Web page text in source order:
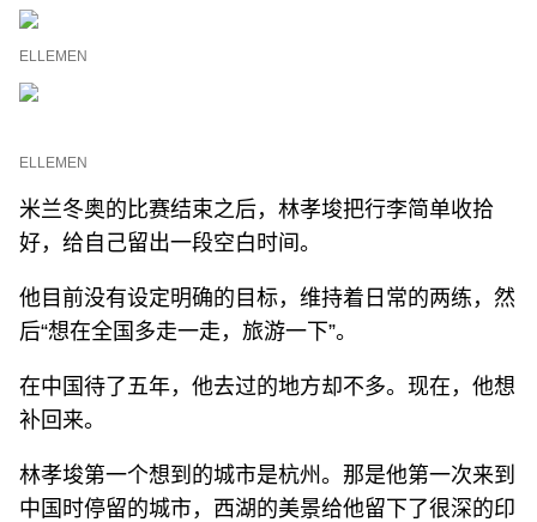
ELLEMEN
ELLEMEN
米兰冬奥的比赛结束之后，林孝埈把行李简单收拾
好，给自己留出一段空白时间。
他目前没有设定明确的目标，维持着日常的两练，然
后“想在全国多走一走，旅游一下”。
在中国待了五年，他去过的地方却不多。现在，他想
补回来。
林孝埈第一个想到的城市是杭州。那是他第一次来到
中国时停留的城市，西湖的美景给他留下了很深的印